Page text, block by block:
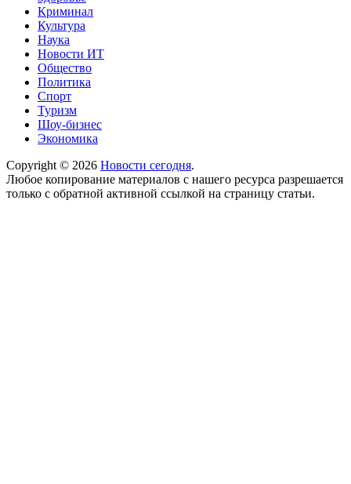
Криминал
Культура
Наука
Новости ИТ
Общество
Политика
Спорт
Туризм
Шоу-бизнес
Экономика
Copyright © 2026 Новости сегодня.
Любое копирование материалов с нашего ресурса разрешается
только с обратной активной ссылкой на страницу статьи.